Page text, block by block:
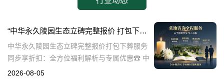
“中华永久陵园生态立碑完整报价 打包下葬服务同步享折扣：全方位福利解析与专属优惠”
中华永久陵园生态立碑完整报价打包下葬服务
同步享折扣：全方位福利解析与专属优惠☎ 中
华永久陵园电话:400-838-5063在现代社会，人
2026-08-05